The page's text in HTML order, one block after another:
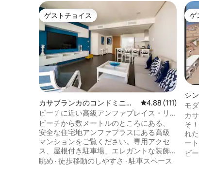
ゲストチョイス
ゲストチョイス
カサブランカのコンドミニア
ム
レビュー111件、
4.88 (111)
ビーチに近い高級アンファプレイス・リ
ビング・リゾート
ビーチから数メートルのところにある、
安全な住宅地アンファプラスにある高級
マンションをご覧ください。専用アクセ
ス、屋根付き駐車場、エレガントな装飾
が施されたこの完全装備の物件は、必要
眺め · 徒歩移動のしやすさ ·駐車スペース
ゲ
シ
ート
モ
バ
カ
そ
れ
ー
ー
ビ